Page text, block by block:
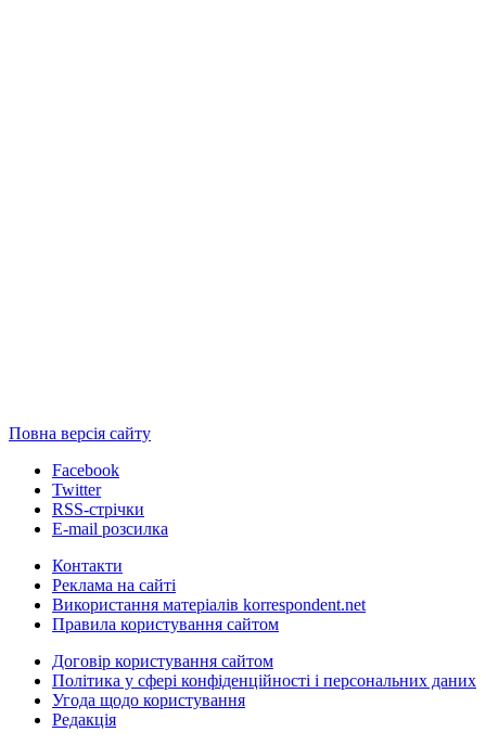
Повна версія сайту
Facebook
Twitter
RSS-стрічки
E-mail розсилка
Контакти
Реклама на сайті
Використання матеріалів korrespondent.net
Правила користування сайтом
Договір користування сайтом
Політика у сфері конфіденційності і персональних даних
Угода щодо користування
Редакція